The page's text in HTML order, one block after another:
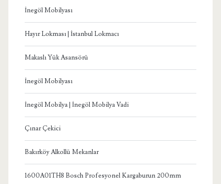
İnegöl Mobilyası
Hayır Lokması | İstanbul Lokmacı
Makaslı Yük Asansörü
İnegöl Mobilyası
İnegöl Mobilya | İnegöl Mobilya Vadi
Çınar Çekici
Bakırköy Alkollü Mekanlar
1600A01TH8 Bosch Profesyonel Kargaburun 200mm